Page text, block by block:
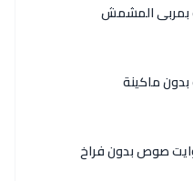
بمربى المشمش
ماكينة
صوص بدون فراخ